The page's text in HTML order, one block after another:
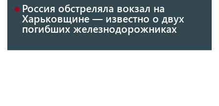
Россия обстреляла вокзал на
Харьковщине — известно о двух
погибших железнодорожниках